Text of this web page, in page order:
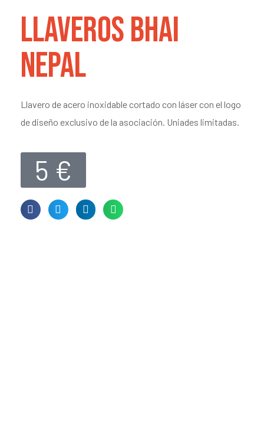
llaveros bhai
nepal
Llavero de acero inoxidable cortado con láser con el logo
de diseño exclusivo de la asociación. Uniades limitadas.
5 €